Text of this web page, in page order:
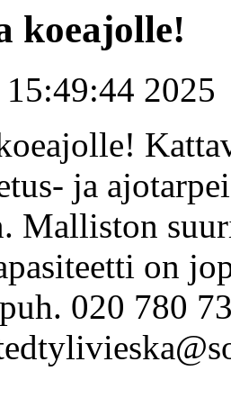
koeajolle!
2025
ja
Malliston
on
020 780